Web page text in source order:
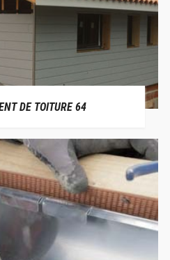
DE TOITURE 64